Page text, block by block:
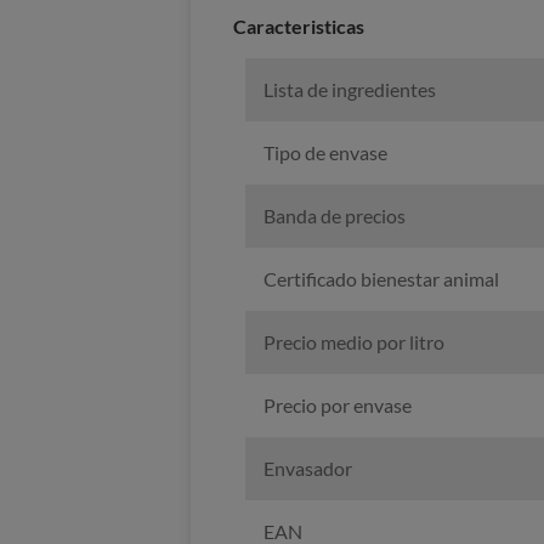
Caracteristicas
Lista de ingredientes
Tipo de envase
Banda de precios
Certificado bienestar animal
Precio medio por litro
Precio por envase
Envasador
EAN